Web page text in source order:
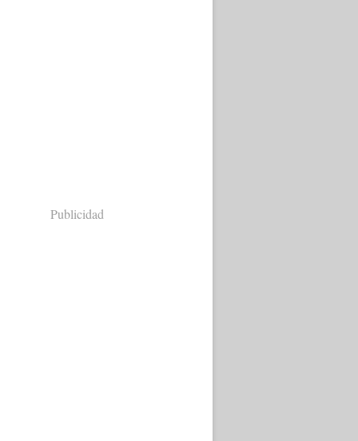
Publicidad